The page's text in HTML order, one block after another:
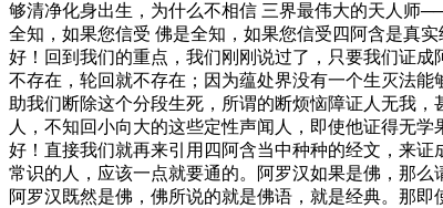
够清净化身出生，为什么不相信 三界最伟大的天人师
全知，如果您信受 佛是全知，如果您信受四阿含是真
好！回到我们的重点，我们刚刚说过了，只要我们证
不存在，轮回就不存在；因为蕴处界没有一个生灭法
助我们断除这个分段生死，所谓的断烦恼障证人无我
人，不知回小向大的这些定性声闻人，即使他证得无
好！直接我们就再来引用四阿含当中种种的经文，来
常识的人，应该一点就要通的。阿罗汉如果是佛，那
阿罗汉既然是佛，佛所说的就是佛语，就是经典。那